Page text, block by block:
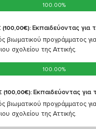
100.00%
100.00%
Εκπαιδεύοντας για
βιωματικού προγράμματος
σχολείου της Αττικής.
100.00%
100.00%
Εκπαιδεύοντας για
βιωματικού προγράμματος
σχολείου της Αττικής.